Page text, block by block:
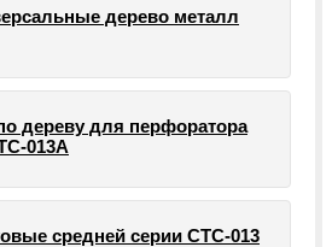
дерево металл
дереву для перфоратора
013А
средней серии СТС-013